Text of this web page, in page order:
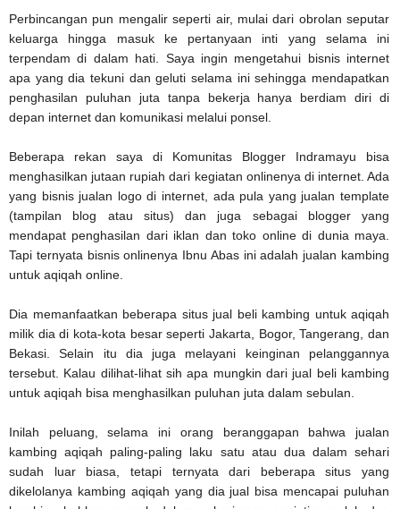
Perbincangan pun mengalir seperti air, mulai dari obrolan seputar
keluarga hingga masuk ke pertanyaan inti yang selama ini
terpendam di dalam hati. Saya ingin mengetahui bisnis internet
apa yang dia tekuni dan geluti selama ini sehingga mendapatkan
penghasilan puluhan juta tanpa bekerja hanya berdiam diri di
depan internet dan komunikasi melalui ponsel.
Beberapa rekan saya di Komunitas Blogger Indramayu bisa
menghasilkan jutaan rupiah dari kegiatan onlinenya di internet. Ada
yang bisnis jualan logo di internet, ada pula yang jualan template
(tampilan blog atau situs) dan juga sebagai blogger yang
mendapat penghasilan dari iklan dan toko online di dunia maya.
Tapi ternyata bisnis onlinenya Ibnu Abas ini adalah jualan kambing
untuk aqiqah online.
Dia memanfaatkan beberapa situs jual beli kambing untuk aqiqah
milik dia di kota-kota besar seperti Jakarta, Bogor, Tangerang, dan
Bekasi. Selain itu dia juga melayani keinginan pelanggannya
tersebut. Kalau dilihat-lihat sih apa mungkin dari jual beli kambing
untuk aqiqah bisa menghasilkan puluhan juta dalam sebulan.
Inilah peluang, selama ini orang beranggapan bahwa jualan
kambing aqiqah paling-paling laku satu atau dua dalam sehari
sudah luar biasa, tetapi ternyata dari beberapa situs yang
dikelolanya kambing aqiqah yang dia jual bisa mencapai puluhan